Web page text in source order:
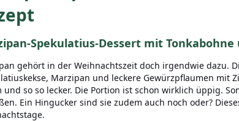
Spekulatius-Dessert mit
gehört in der Weihnachtszeit doch irgendwie dazu.
Marzipan und leckere Gewürzpflaumen mit
und so so lecker. Die Portion ist schon wirklich üppig.
Ein Hingucker sind sie zudem auch noch oder?